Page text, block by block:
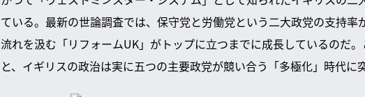
ている。最新の世論調査では、保守党と労働党という二大政党の支持
流れを汲む「リフォームUK」がトップに立つまでに成長しているのだ
と、イギリスの政治は実に五つの主要政党が競い合う「多極化」時代に